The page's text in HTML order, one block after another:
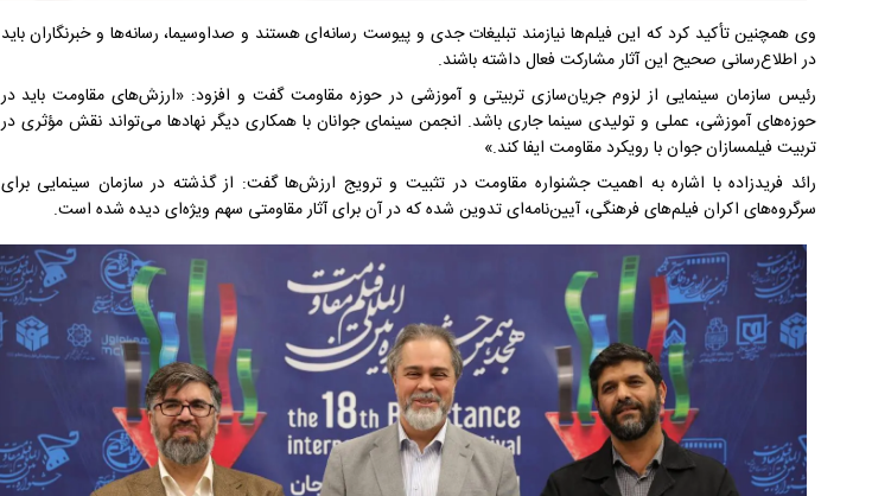
وی همچنین تأکید کرد که این فیلم‌ها نیازمند تبلیغات جدی و پیوست رسانه‌ای هستند و صداوسیما، رسانه‌ها و خبرنگاران باید
در اطلاع‌رسانی صحیح این آثار مشارکت فعال داشته باشند.
رئیس سازمان سینمایی از لزوم جریان‌سازی تربیتی و آموزشی در حوزه مقاومت گفت و افزود: «ارزش‌های مقاومت باید در
حوزه‌های آموزشی، عملی و تولیدی سینما جاری باشد. انجمن سینمای جوانان با همکاری دیگر نهادها می‌تواند نقش مؤثری در
تربیت فیلمسازان جوان با رویکرد مقاومت ایفا کند.»
رائد فریدزاده با اشاره به اهمیت جشنواره مقاومت در تثبیت و ترویج ارزش‌ها گفت: از گذشته در سازمان سینمایی برای
سرگروه‌های اکران فیلم‌های فرهنگی، آیین‌نامه‌ای تدوین شده که در آن برای آثار مقاومتی سهم ویژه‌ای دیده شده است.